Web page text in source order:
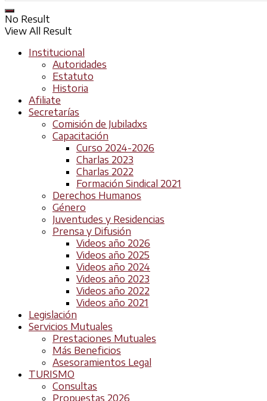
No Result
View All Result
Institucional
Autoridades
Estatuto
Historia
Afiliate
Secretarías
Comisión de Jubiladxs
Capacitación
Curso 2024-2026
Charlas 2023
Charlas 2022
Formación Sindical 2021
Derechos Humanos
Género
Juventudes y Residencias
Prensa y Difusión
Videos año 2026
Videos año 2025
Videos año 2024
Videos año 2023
Videos año 2022
Videos año 2021
Legislación
Servicios Mutuales
Prestaciones Mutuales
Más Beneficios
Asesoramientos Legal
TURISMO
Consultas
Propuestas 2026